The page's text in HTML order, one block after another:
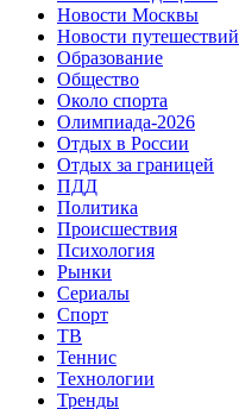
Новости Москвы
Новости путешествий
Образование
Общество
Около спорта
Олимпиада-2026
Отдых в России
Отдых за границей
ПДД
Политика
Происшествия
Психология
Рынки
Сериалы
Спорт
ТВ
Теннис
Технологии
Тренды